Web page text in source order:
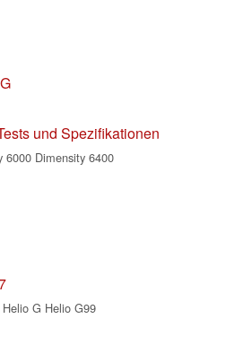
und Spezifikationen
6000 Dimensity 6400
G Helio G99